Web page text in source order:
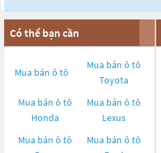
Có thể bạn cần
Mua bán ô tô
Mua bán ô tô
Toyota
Mua bán ô tô
Honda
Mua bán ô tô
Lexus
Mua bán ô tô
Mua bán ô tô